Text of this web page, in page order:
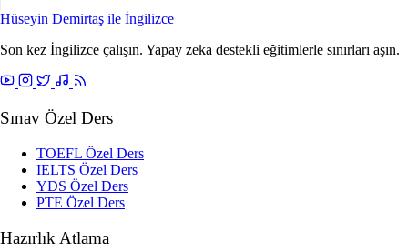
Hüseyin Demirtaş ile İngilizce
Son kez İngilizce çalışın. Yapay zeka destekli eğitimlerle sınırları aşın.
Sınav Özel Ders
TOEFL Özel Ders
IELTS Özel Ders
YDS Özel Ders
PTE Özel Ders
Hazırlık Atlama